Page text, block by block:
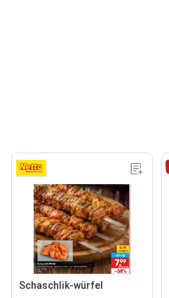
Schaschlik-würfel